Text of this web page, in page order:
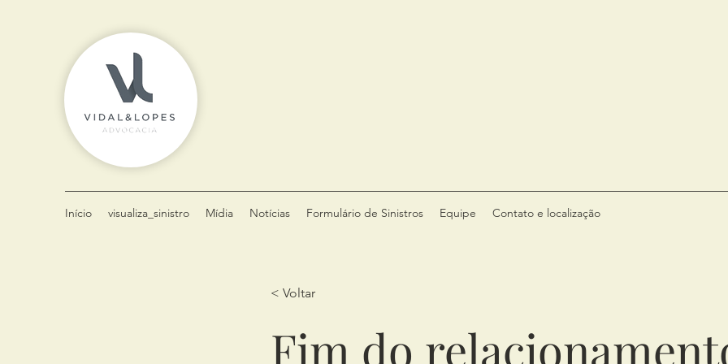
Início visualiza_sinistro Mídia Notícias Formulário de Sinistros Equipe Contato e localização
< Voltar
Fim do